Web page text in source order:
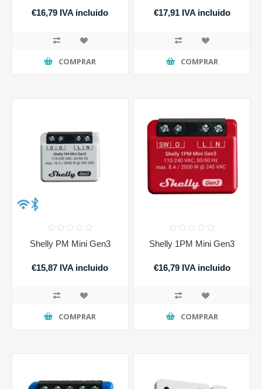
€16,79 IVA incluido
COMPRAR
€17,91 IVA incluido
COMPRAR
Shelly PM Mini Gen3
€15,87 IVA incluido
COMPRAR
Shelly 1PM Mini Gen3
€16,79 IVA incluido
COMPRAR